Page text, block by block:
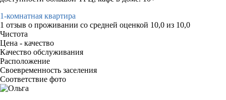
1-комнатная квартира
1 отзыв о проживании со средней оценкой 10,0 из 10,0
Чистота
Цена - качество
Качество обслуживания
Расположение
Своевременность заселения
Соответствие фото